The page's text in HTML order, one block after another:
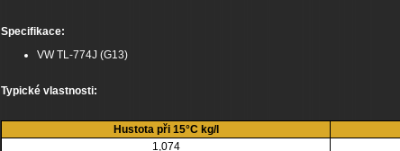
Specifikace:
VW TL-774J (G13)
Typické vlastnosti:
Hustota při 15°C kg/l
1,074